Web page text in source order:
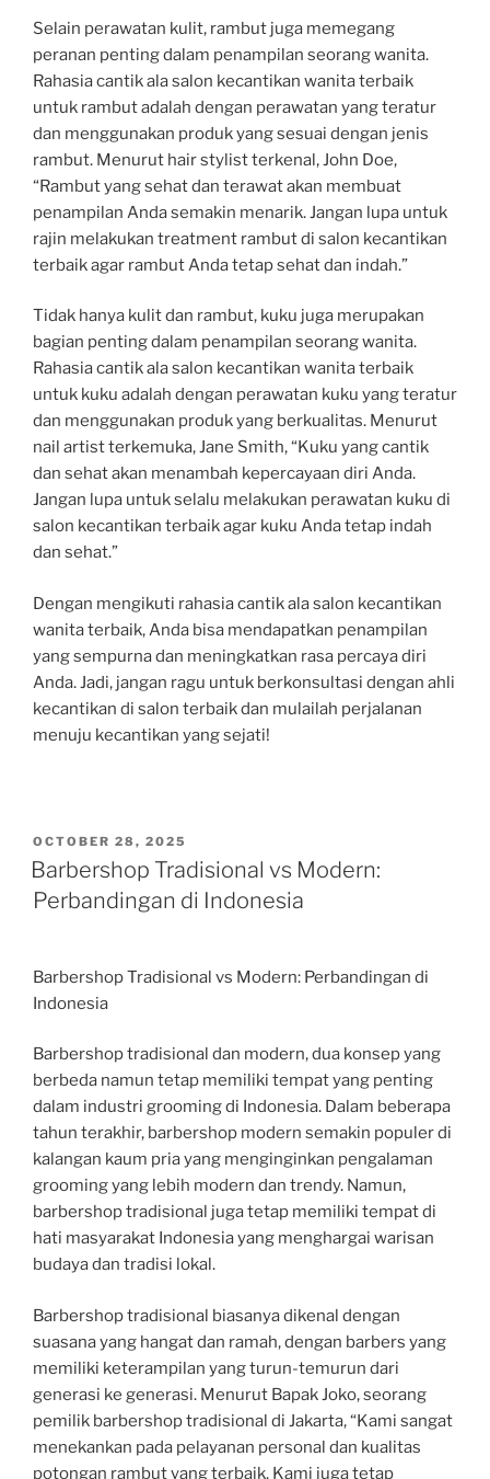
Selain perawatan kulit, rambut juga memegang
peranan penting dalam penampilan seorang wanita.
Rahasia cantik ala salon kecantikan wanita terbaik
untuk rambut adalah dengan perawatan yang teratur
dan menggunakan produk yang sesuai dengan jenis
rambut. Menurut hair stylist terkenal, John Doe,
“Rambut yang sehat dan terawat akan membuat
penampilan Anda semakin menarik. Jangan lupa untuk
rajin melakukan treatment rambut di salon kecantikan
terbaik agar rambut Anda tetap sehat dan indah.”
Tidak hanya kulit dan rambut, kuku juga merupakan
bagian penting dalam penampilan seorang wanita.
Rahasia cantik ala salon kecantikan wanita terbaik
untuk kuku adalah dengan perawatan kuku yang teratur
dan menggunakan produk yang berkualitas. Menurut
nail artist terkemuka, Jane Smith, “Kuku yang cantik
dan sehat akan menambah kepercayaan diri Anda.
Jangan lupa untuk selalu melakukan perawatan kuku di
salon kecantikan terbaik agar kuku Anda tetap indah
dan sehat.”
Dengan mengikuti rahasia cantik ala salon kecantikan
wanita terbaik, Anda bisa mendapatkan penampilan
yang sempurna dan meningkatkan rasa percaya diri
Anda. Jadi, jangan ragu untuk berkonsultasi dengan ahli
kecantikan di salon terbaik dan mulailah perjalanan
menuju kecantikan yang sejati!
POSTED
ON
OCTOBER 28, 2025
Barbershop Tradisional vs Modern:
Perbandingan di Indonesia
Barbershop Tradisional vs Modern: Perbandingan di
Indonesia
Barbershop tradisional dan modern, dua konsep yang
berbeda namun tetap memiliki tempat yang penting
dalam industri grooming di Indonesia. Dalam beberapa
tahun terakhir, barbershop modern semakin populer di
kalangan kaum pria yang menginginkan pengalaman
grooming yang lebih modern dan trendy. Namun,
barbershop tradisional juga tetap memiliki tempat di
hati masyarakat Indonesia yang menghargai warisan
budaya dan tradisi lokal.
Barbershop tradisional biasanya dikenal dengan
suasana yang hangat dan ramah, dengan barbers yang
memiliki keterampilan yang turun-temurun dari
generasi ke generasi. Menurut Bapak Joko, seorang
pemilik barbershop tradisional di Jakarta, “Kami sangat
menekankan pada pelayanan personal dan kualitas
potongan rambut yang terbaik. Kami juga tetap